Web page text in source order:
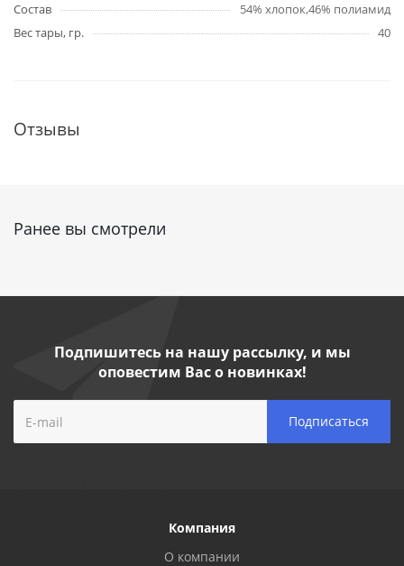
Состав
54% хлопок,46% полиамид
Вес тары, гр.
40
Отзывы
Ранее вы смотрели
Подпишитесь на нашу рассылку, и мы
оповестим Вас о новинках!
Компания
О компании